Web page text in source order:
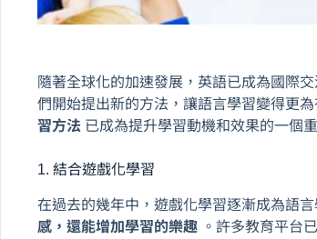
隨著全球化的加速發展，英語已成為國際
們開始提出新的方法，讓語言學習變得更
習方法 已成為提升學習動機和效果的一個
1. 結合遊戲化學習
在過去的幾年中，遊戲化學習逐漸成為語言
感，還能增加學習的樂趣 。許多教育平台